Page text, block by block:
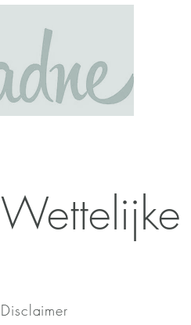
Disclaimer